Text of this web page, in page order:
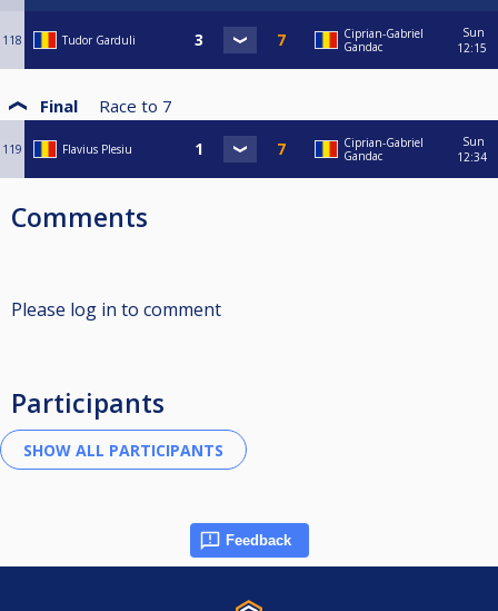
118 Tudor Garduli
Ciprian-Gabriel
Gandac
Sun
12:15
Final Race to 7
119 Flavius Plesiu
Ciprian-Gabriel
Gandac
Sun
12:34
Comments
Please log in to comment
Participants
Feedback